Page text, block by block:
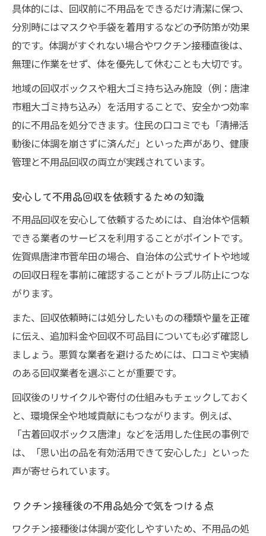
具体的には、回収前に不用品をできるだけ清潔に保つ、
分別時にはマスクや手袋を着用するなどの予防策が効果
的です。体調がすぐれない場合やワクチン接種直後は、
無理に作業をせず、体を優先して休むことも大切です。
地域の回収ボックスや粗大ゴミ持ち込み施設（例：唐津
市粗大ゴミ持ち込み）を活用することで、安全かつ効率
的に不用品を処分できます。住民の口コミでも「清掃活
動後に体調を崩さずに済んだ」といった声があり、健康
管理と不用品回収の両立が実践されています。
安心して不用品回収を依頼するための知識
不用品回収を安心して依頼するためには、自治体や信頼
できる業者のサービスを利用することがポイントです。
佐賀県唐津市菅牟田の場合、自治体の公式サイトや地域
の回収日程を事前に確認することがトラブル防止につな
がります。
また、回収依頼時には処分したいものの種類や量を正確
に伝え、追加料金や回収不可品目についても必ず確認し
ましょう。悪質な業者を避けるためには、口コミや実績
のある回収業者を選ぶことが重要です。
回収後のリサイクルや寄付の仕組みもチェックしておく
と、環境保全や地域貢献にもつながります。例えば、
「古着回収ボックス唐津」などを活用した住民の事例で
は、「思い出の品を有効活用できて安心した」といった
声が寄せられています。
ワクチン接種後の不用品処分で気をつける点
ワクチン接種後は体調が変化しやすいため、不用品の処